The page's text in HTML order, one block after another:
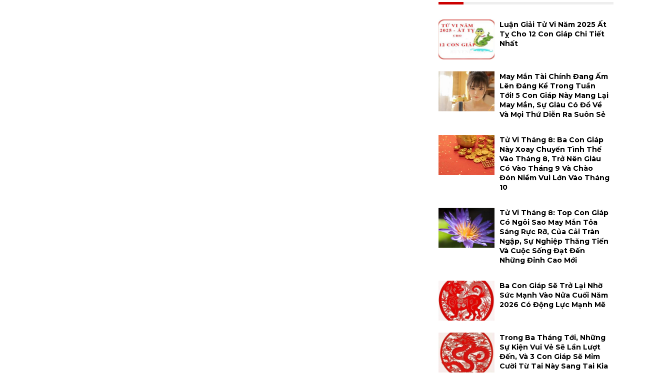
Luận Giải Tử Vi Năm 2025 Ất
Tỵ Cho 12 Con Giáp Chi Tiết
Nhất
May Mắn Tài Chính Đang Ấm
Lên Đáng Kể Trong Tuần
Tới! 5 Con Giáp Này Mang Lại
May Mắn, Sự Giàu Có Đổ Về
Và Mọi Thứ Diễn Ra Suôn Sẻ
Tử Vi Tháng 8: Ba Con Giáp
Này Xoay Chuyển Tình Thế
Vào Tháng 8, Trở Nên Giàu
Có Vào Tháng 9 Và Chào
Đón Niềm Vui Lớn Vào Tháng
10
Tử Vi Tháng 8: Top Con Giáp
Có Ngôi Sao May Mắn Tỏa
Sáng Rực Rỡ, Của Cải Tràn
Ngập, Sự Nghiệp Thăng Tiến
Và Cuộc Sống Đạt Đến
Những Đỉnh Cao Mới
Ba Con Giáp Sẽ Trở Lại Nhờ
Sức Mạnh Vào Nửa Cuối Năm
2026 Có Động Lực Mạnh Mẽ
Trong Ba Tháng Tới, Những
Sự Kiện Vui Vẻ Sẽ Lần Lượt
Đến, Và 3 Con Giáp Sẽ Mỉm
Cười Từ Tai Này Sang Tai Kia